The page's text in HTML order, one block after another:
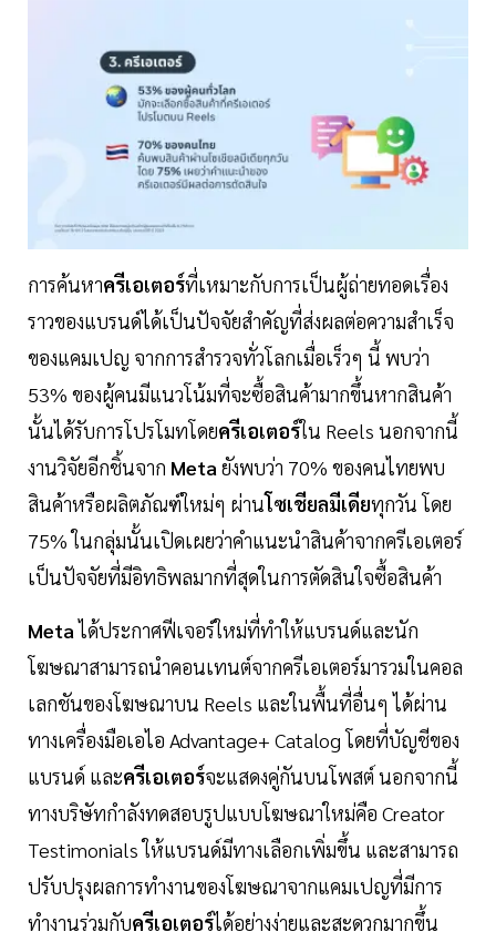
การค้นหาครีเอเตอร์ที่เหมาะกับการเป็นผู้ถ่ายทอดเรื่อง
ราวของแบรนด์ได้เป็นปัจจัยสำคัญที่ส่งผลต่อความสำเร็จ
ของแคมเปญ จากการสำรวจทั่วโลกเมื่อเร็วๆ นี้ พบว่า
53% ของผู้คนมีแนวโน้มที่จะซื้อสินค้ามากขึ้นหากสินค้า
นั้นได้รับการโปรโมทโดยครีเอเตอร์ใน Reels นอกจากนี้
งานวิจัยอีกชิ้นจาก Meta ยังพบว่า 70% ของคนไทยพบ
สินค้าหรือผลิตภัณฑ์ใหม่ๆ ผ่านโซเชียลมีเดียทุกวัน โดย
75% ในกลุ่มนั้นเปิดเผยว่าคำแนะนำสินค้าจากครีเอเตอร์
เป็นปัจจัยที่มีอิทธิพลมากที่สุดในการตัดสินใจซื้อสินค้า
Metaได้ประกาศฟีเจอร์ใหม่ที่ทำให้แบรนด์และนัก
โฆษณาสามารถนำคอนเทนต์จากครีเอเตอร์มารวมในคอล
เลกชันของโฆษณาบน Reels และในพื้นที่อื่นๆ ได้ผ่าน
ทางเครื่องมือเอไอ Advantage+ Catalog โดยที่บัญชีของ
แบรนด์ และครีเอเตอร์จะแสดงคู่กันบนโพสต์ นอกจากนี้
ทางบริษัทกำลังทดสอบรูปแบบโฆษณาใหม่คือ Creator
Testimonials ให้แบรนด์มีทางเลือกเพิ่มขึ้น และสามารถ
ปรับปรุงผลการทำงานของโฆษณาจากแคมเปญที่มีการ
ทำงานร่วมกับครีเอเตอร์ได้อย่างง่ายและสะดวกมากขึ้น